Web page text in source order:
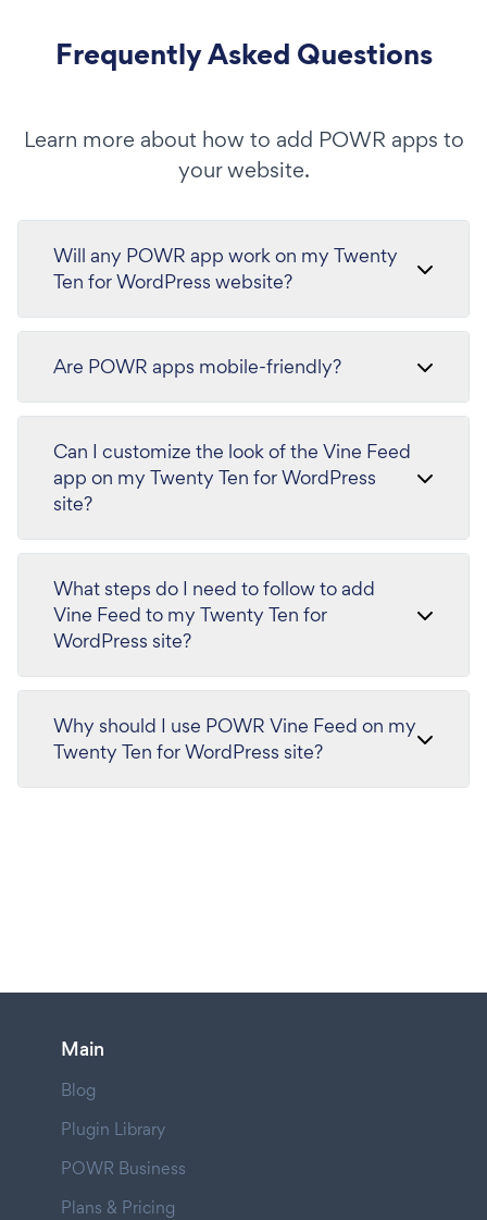
Frequently Asked Questions
Learn more about how to add POWR apps to
your website.
Will any POWR app work on my Twenty
Ten for WordPress website?
Are POWR apps mobile-friendly?
Can I customize the look of the Vine Feed
app on my Twenty Ten for WordPress
site?
What steps do I need to follow to add
Vine Feed to my Twenty Ten for
WordPress site?
Why should I use POWR Vine Feed on my
Twenty Ten for WordPress site?
Main
Blog
Plugin Library
POWR Business
Plans & Pricing